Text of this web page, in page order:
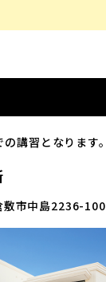
講習となります。
市中島2236-100